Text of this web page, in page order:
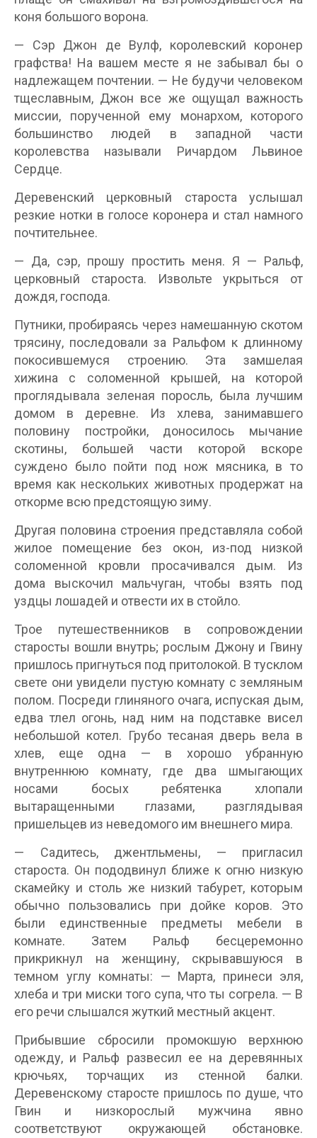
коня большого ворона.
— Сэр Джон де Вулф, королевский коронер
графства! На вашем месте я не забывал бы о
надлежащем почтении. — Не будучи человеком
тщеславным, Джон все же ощущал важность
миссии, порученной ему монархом, которого
большинство людей в западной части
королевства называли Ричардом Львиное
Сердце.
Деревенский церковный староста услышал
резкие нотки в голосе коронера и стал намного
почтительнее.
— Да, сэр, прошу простить меня. Я — Ральф,
церковный староста. Извольте укрыться от
дождя, господа.
Путники, пробираясь через намешанную скотом
трясину, последовали за Ральфом к длинному
покосившемуся строению. Эта замшелая
хижина с соломенной крышей, на которой
проглядывала зеленая поросль, была лучшим
домом в деревне. Из хлева, занимавшего
половину постройки, доносилось мычание
скотины, большей части которой вскоре
суждено было пойти под нож мясника, в то
время как нескольких животных продержат на
откорме всю предстоящую зиму.
Другая половина строения представляла собой
жилое помещение без окон, из-под низкой
соломенной кровли просачивался дым. Из
дома выскочил мальчуган, чтобы взять под
уздцы лошадей и отвести их в стойло.
Трое путешественников в сопровождении
старосты вошли внутрь; рослым Джону и Гвину
пришлось пригнуться под притолокой. В тусклом
свете они увидели пустую комнату с земляным
полом. Посреди глиняного очага, испуская дым,
едва тлел огонь, над ним на подставке висел
небольшой котел. Грубо тесаная дверь вела в
хлев, еще одна — в хорошо убранную
внутреннюю комнату, где два шмыгающих
носами босых ребятенка хлопали
вытаращенными глазами, разглядывая
пришельцев из неведомого им внешнего мира.
— Садитесь, джентльмены, — пригласил
староста. Он пододвинул ближе к огню низкую
скамейку и столь же низкий табурет, которым
обычно пользовались при дойке коров. Это
были единственные предметы мебели в
комнате. Затем Ральф бесцеремонно
прикрикнул на женщину, скрывавшуюся в
темном углу комнаты: — Марта, принеси эля,
хлеба и три миски того супа, что ты согрела. — В
его речи слышался жуткий местный акцент.
Прибывшие сбросили промокшую верхнюю
одежду, и Ральф развесил ее на деревянных
крючьях, торчащих из стенной балки.
Деревенскому старосте пришлось по душе, что
Гвин и низкорослый мужчина явно
соответствуют окружающей обстановке.